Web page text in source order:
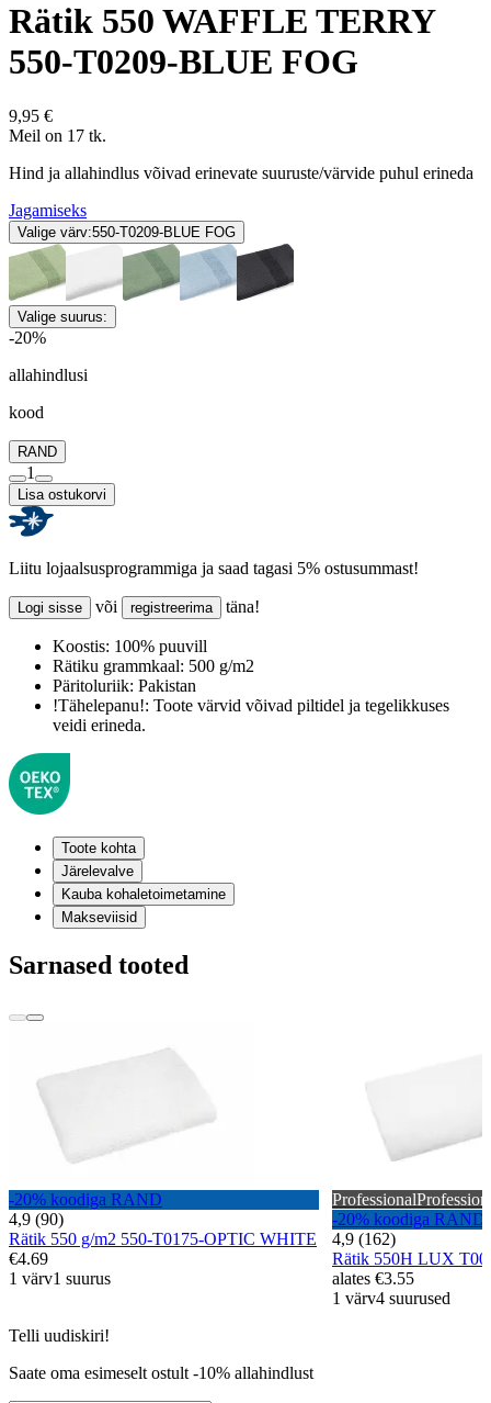
Rätik 550 WAFFLE TERRY
550-T0209-BLUE FOG
9,95 €
Meil on 17 tk.
Hind ja allahindlus võivad erinevate suuruste/värvide puhul erineda
Jagamiseks
Valige värv:550-T0209-BLUE FOG
Valige suurus:
-20%
allahindlusi
kood
RAND
1
Lisa ostukorvi
Liitu lojaalsusprogrammiga ja saad tagasi 5% ostusummast!
Logi sisse või registreerima täna!
Koostis: 100% puuvill
Rätiku grammkaal: 500 g/m2
Päritoluriik: Pakistan
!Tähelepanu!: Toote värvid võivad piltidel ja tegelikkuses
veidi erineda.
Toote kohta
Järelevalve
Kauba kohaletoimetamine
Makseviisid
Sarnased tooted
-20% koodiga RAND
4,9 (90)
Rätik 550 g/m2 550-T0175-OPTIC WHITE
€4.69
1 värv1 suurus
Professional
-20% koodiga RAND
4,9 (162)
Rätik 550H LUX
alates €3.55
1 värv4 suurused
Telli uudiskiri!
Saate oma esimeselt ostult -10% allahindlust